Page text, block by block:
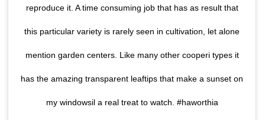
reproduce it. A time consuming job that has as result that
this particular variety is rarely seen in cultivation, let alone
mention garden centers. Like many other cooperi types it
has the amazing transparent leaftips that make a sunset on
my windowsil a real treat to watch. #haworthia